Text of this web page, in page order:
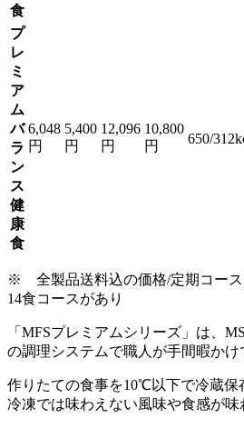
食
プ
レ
ミ
ア
ム
バ
ラ
ン
ス
健
康
食
6,048
円
5,400
円
12,096
円
10,800
円
650/
※ 全製品送料込の価格/定期コース
14食コースがあり
「MFSプレミアムシリーズ」は、
の調理システムで職人が手間暇かけ
作りたての食事を10℃以下で冷蔵保
冷凍では味わえない風味や食感が味